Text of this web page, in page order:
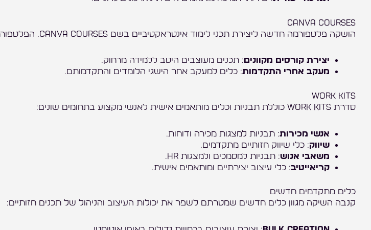
Canva Courses
הושקה פלטפורמה חדשה ליצירת תכני לימוד אינטראקטיביים בשם Canva Courses. הפלטפורמה מאפשרת:
יצירת קורסים מקוונים: תכנים מעוצבים היטב ללמידה מרחוק.
מעקב אחרי התקדמות: כלים למעקב אחר הישגי הלומדים והתקדמותם.
Work Kits
סדרת Work Kits כוללת תבניות וכלים מותאמים אישית לאנשי מקצוע בתחומים שונים:
אנשי מכירות: תבניות למצגות מכירה ודוחות.
שיווק: כלי שיווק חזותיים מתקדמים.
משאבי אנוש: תבניות למסמכים ולמצגות HR.
קריאייטיב: כלי עיצוב יצירתיים ומותאמים אישית.
כלים מתקדמים חדשים
קנבה השיקה מגוון כלים חדשים שמטרתם לשפר את יכולות העיצוב והניהול של תכנים חזותיים: